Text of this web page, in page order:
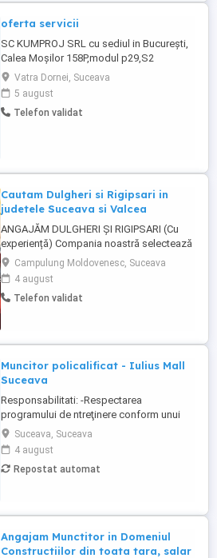
oferta servicii
SC KUMPROJ SRL cu sediul in București,
Calea Moșilor 158P,modul p29,S2
angajează: dulgher exclusiv restaurator
-80 posturi pvt de lucru jud. Ilfov, muncitor
necalificat la spargerea si taierea
materialelor de construcție-80 posturi pct
Vatra Dornei, Suceava
5 august
Telefon validat
Cautam Dulgheri si Rigipsari in
judetele Suceava si Valcea
ANGAJĂM DULGHERI ȘI RIGIPSARI (Cu
experiență) Compania noastră selectează
profesioniști pentru proiecte de
construcții de amploare. Căutăm
specialiști serioși și eficienți, pregătiți
pentru oportunități de lucru dinamice.
Campulung Moldovenesc, Suceava
4 august
Telefon validat
Muncitor policalificat - Iulius Mall
Suceava
Responsabilitati: -Respectarea
programului de ntreţinere conform unui
grafic stabilit; -Realizarea mentenanţei
preventive şi corective; -Rezolvarea
operativă a comenzilor de lucrări primite; -
Executarea oricăror lucrări necesare
Suceava, Suceava
4 august
Repostat automat
Angajam Munctitor in Domeniul
Constructiilor din toata tara, salar